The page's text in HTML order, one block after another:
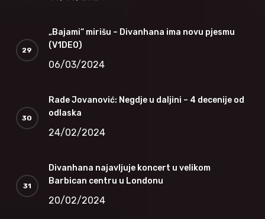
„Bajami“ mirišu – Divanhana ima novu pjesmu
(V1DEO)
06/03/2024
Rade Jovanović: Negdje u daljini – 4 decenije od
odlaska
24/02/2024
Divanhana najavljuje koncert u velikom
Barbican centru u Londonu
20/02/2024